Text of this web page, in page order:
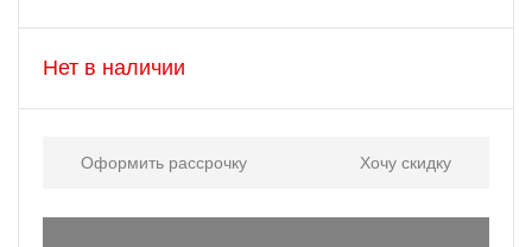
Нет в наличии
Оформить рассрочку Хочу скидку